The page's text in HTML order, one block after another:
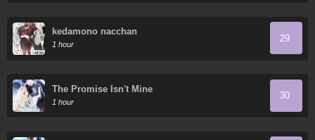
kedamono nacchan
1 hour
29
The Promise Isn't Mine
1 hour
30